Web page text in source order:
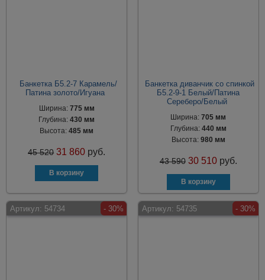
Банкетка Б5.2-7 Карамель/
Патина золото/Игуана
Ширина: 775 мм
Глубина:430 мм
Высота:485 мм
45 520 31 860 руб.
Банкетка диванчик со спинкой
Б5.2-9-1 Белый/Патина
Сереберо/Белый
Ширина:705 мм
Глубина: 440 мм
Высота: 980 мм
43 590 30 510 руб.
Артикул: 54734 - 30% Артикул: 54735 - 30%